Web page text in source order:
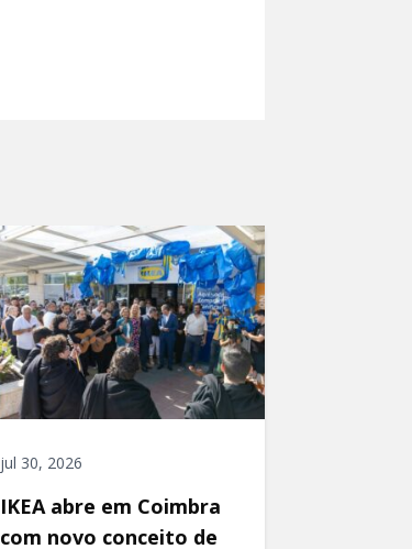
jul 30, 2026
IKEA abre em Coimbra
com novo conceito de